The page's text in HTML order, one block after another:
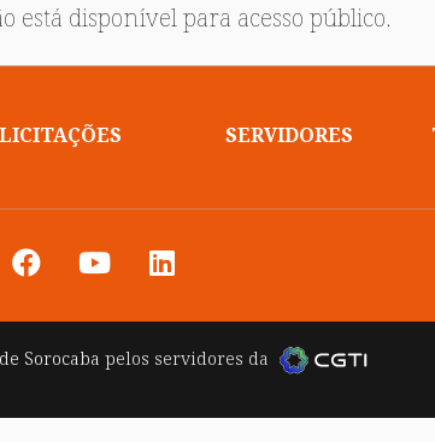
está disponível para acesso público.
LICITAÇÕES SERVIDORES
Sorocaba pelos servidores da